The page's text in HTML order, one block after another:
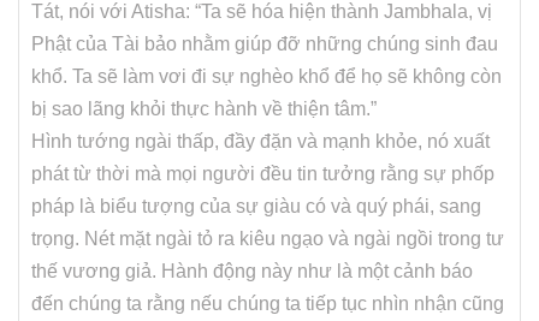
Tát, nói với Atisha: “Ta sẽ hóa hiện thành Jambhala, vị
Phật của Tài bảo nhằm giúp đỡ những chúng sinh đau
khổ. Ta sẽ làm vơi đi sự nghèo khổ để họ sẽ không còn
bị sao lãng khỏi thực hành về thiện tâm.”
Hình tướng ngài thấp, đầy đặn và mạnh khỏe, nó xuất
phát từ thời mà mọi người đều tin tưởng rằng sự phốp
pháp là biểu tượng của sự giàu có và quý phái, sang
trọng. Nét mặt ngài tỏ ra kiêu ngạo và ngài ngồi trong tư
thế vương giả. Hành động này như là một cảnh báo
đến chúng ta rằng nếu chúng ta tiếp tục nhìn nhận cũng